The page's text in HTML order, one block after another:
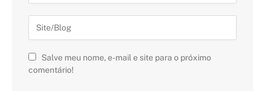
Salve meu nome, e-mail e site para o próximo
comentário!